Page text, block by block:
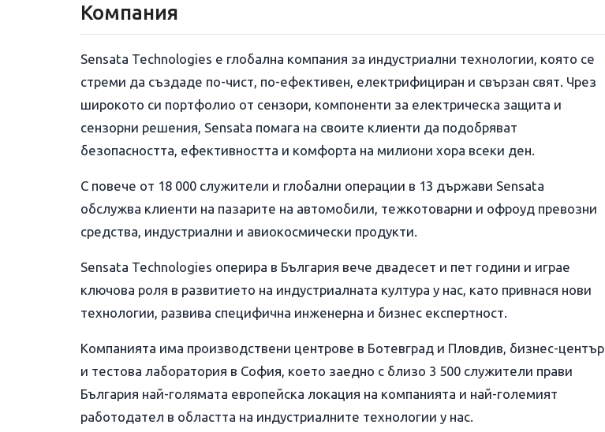
Компания
Sensata Technologies е глобална компания за индустриални технологии, която се
стреми да създаде по-чист, по-ефективен, електрифициран и свързан свят. Чрез
широкото си портфолио от сензори, компоненти за електрическа защита и
сензорни решения, Sensata помага на своите клиенти да подобряват
безопасността, ефективността и комфорта на милиони хора всеки ден.
С повече от 18 000 служители и глобални операции в 13 държави Sensata
обслужва клиенти на пазарите на автомобили, тежкотоварни и офроуд превозни
средства, индустриални и авиокосмически продукти.
Sensata Technologies оперира в България вече двадесет и пет години и играе
ключова роля в развитието на индустриалната култура у нас, като привнася нови
технологии, развива специфична инженерна и бизнес експертност.
Компанията има производствени центрове в Ботевград и Пловдив, бизнес-център
и тестова лаборатория в София, което заедно с близо 3 500 служители прави
България най-голямата европейска локация на компанията и най-големият
работодател в областта на индустриалните технологии у нас.